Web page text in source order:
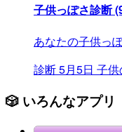
子供っぽさ診断
あなたの子供っ
診断5月5日 子供
🎲 いろんなアプリ